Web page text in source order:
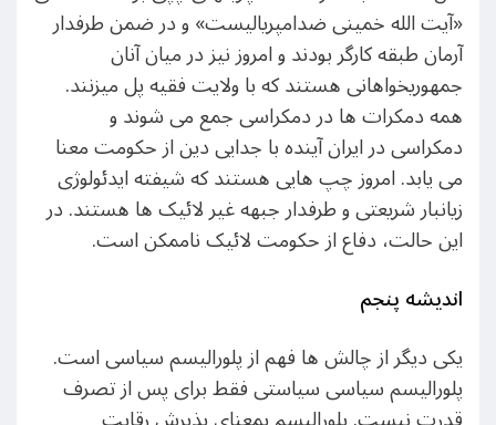
«آیت الله خمینی ضدامپریالیست» و در ضمن طرفدار
آرمان طبقه کارگر بودند و امروز نیز در میان آنان
جمهوریخواهانی هستند که با ولایت فقیه پل میزنند.
همه دمکرات ها در دمکراسی جمع می شوند و
دمکراسی در ایران آینده با جدایی دین از حکومت معنا
می یابد. امروز چپ هایی هستند که شیفته ایدئولوژی
زیانبار شریعتی و طرفدار جبهه غیر لائیک ها هستند. در
این حالت، دفاع از حکومت لائیک ناممکن است.
اندیشه پنجم
یکی دیگر از چالش ها فهم از پلورالیسم سیاسی است.
پلورالیسم سیاسی سیاستی فقط برای پس از تصرف